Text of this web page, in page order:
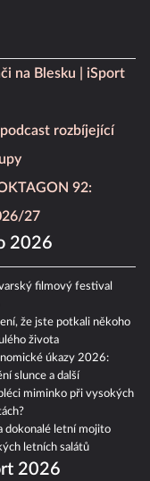
na Blesku
iSport
rozbíjející
92:
27
2026
filmový festival
že jste potkali někoho
života
úkazy 2026:
slunce a další
miminko při vysokých
dokonalé letní mojito
letních salátů
2026